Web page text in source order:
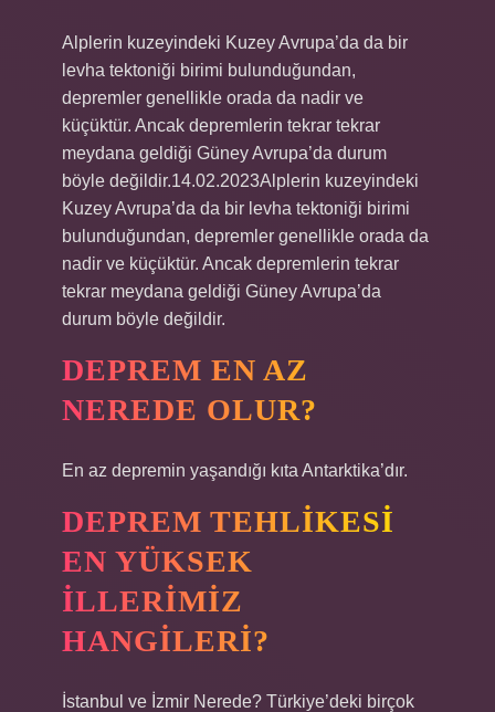
Alplerin kuzeyindeki Kuzey Avrupa’da da bir
levha tektoniği birimi bulunduğundan,
depremler genellikle orada da nadir ve
küçüktür. Ancak depremlerin tekrar tekrar
meydana geldiği Güney Avrupa’da durum
böyle değildir.14.02.2023Alplerin kuzeyindeki
Kuzey Avrupa’da da bir levha tektoniği birimi
bulunduğundan, depremler genellikle orada da
nadir ve küçüktür. Ancak depremlerin tekrar
tekrar meydana geldiği Güney Avrupa’da
durum böyle değildir.
DEPREM EN AZ
NEREDE OLUR?
En az depremin yaşandığı kıta Antarktika’dır.
DEPREM TEHLIKESI
EN YÜKSEK
ILLERIMIZ
HANGILERI?
İstanbul ve İzmir Nerede? Türkiye’deki birçok